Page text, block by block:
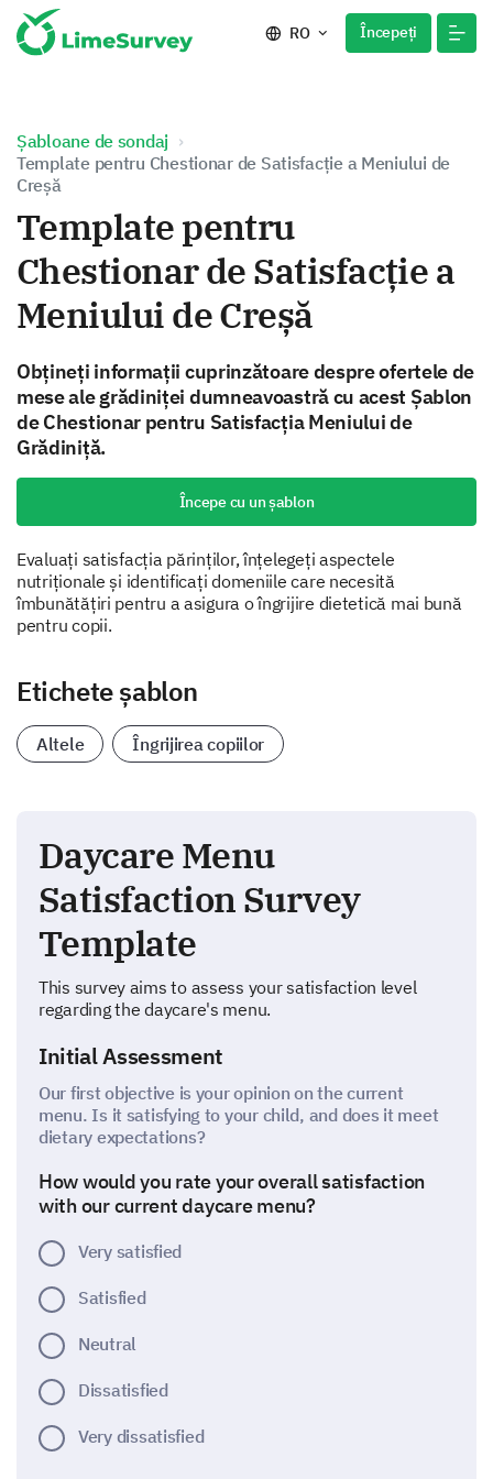
RO Începeți
Șabloane de sondaj
Template pentru Chestionar de Satisfacție a Meniului de
Creșă
Template pentru
Chestionar de Satisfacție a
Meniului de Creșă
Obțineți informații cuprinzătoare despre ofertele de
mese ale grădiniței dumneavoastră cu acest Șablon
de Chestionar pentru Satisfacția Meniului de
Grădiniță.
Începe cu un șablon
Evaluați satisfacția părinților, înțelegeți aspectele
nutriționale și identificați domeniile care necesită
îmbunătățiri pentru a asigura o îngrijire dietetică mai bună
pentru copii.
Etichete șablon
Altele Îngrijirea copiilor
Daycare Menu
Satisfaction Survey
Template
This survey aims to assess your satisfaction level
regarding the daycare's menu.
Initial Assessment
Our first objective is your opinion on the current
menu. Is it satisfying to your child, and does it meet
dietary expectations?
How would you rate your overall satisfaction
with our current daycare menu?
Very satisfied
Satisfied
Neutral
Dissatisfied
Very dissatisfied